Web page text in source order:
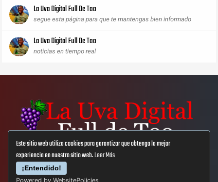
Este sitio web utiliza cookies para garantizar que obtenga la mejor
experiencia en nuestro sitio web.Leer Más
¡Entendido!
Powered by WebsitePolicies
La Uva Digital Full De Too
segue esta página para que te mantengas bien informado
La Uva Digital Full De Too
noticias en tiempo real
Aviso Lega Privacidad